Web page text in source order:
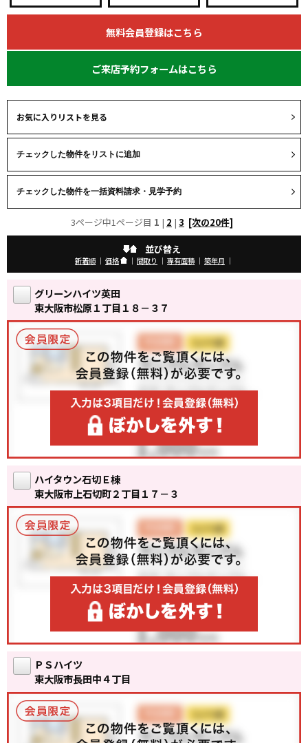
無料会員登録はこちら
ご来店予約フォームはこちら
お気に入りリストを見る
3ページ中1ページ目 1 | 2 | 3 [次の20件]
並び替え
新着順 ｜ 価格 ｜ 間取り ｜ 専有面積 ｜ 築年月 ｜
グリーンハイツ英田
東大阪市松原１丁目１８－３７
ハイタウン石切Ｅ棟
東大阪市上石切町２丁目１７－３
ＰＳハイツ
東大阪市長田中４丁目